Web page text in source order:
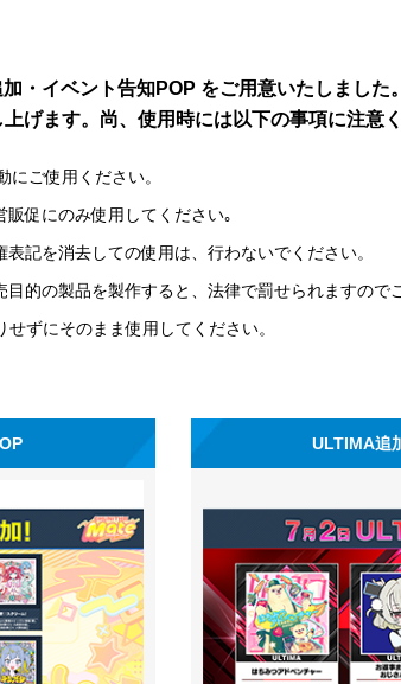
・イベント告知POP をご用意いたしました
げます。尚、使用時には以下の事項に注意く
にご使用ください。
促にのみ使用してください｡
記を消去しての使用は、行わないでください。
的の製品を製作すると、法律で罰せられますので
ずにそのまま使用してください。
ULTIMA追